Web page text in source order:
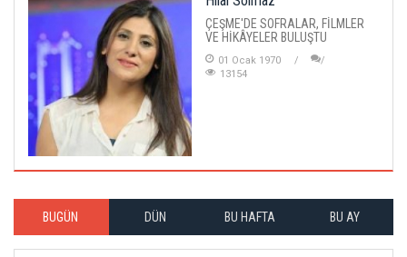
ÇEŞME'DE SOFRALAR, FİLMLER
VE HİKÂYELER BULUŞTU
01 Ocak 1970
13154
BUGÜN DÜN BU HAFTA BU AY